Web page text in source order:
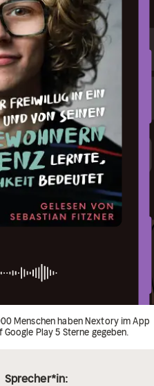
Menschen haben Nextory im App
Google Play 5 Sterne gegeben.
Sprecher*in: